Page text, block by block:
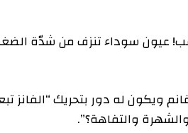
سوداء تنزف من شدّة الضغط.. لم
له دور بتحريك “الفانز تبعونه”
والتفاهة؟”.